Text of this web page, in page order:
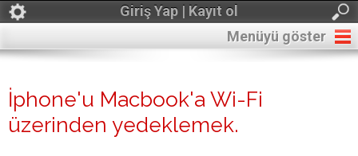
Giriş Yap | Kayıt ol
Menüyü göster
İphone'u Macbook'a Wi-Fi
üzerinden yedeklemek.